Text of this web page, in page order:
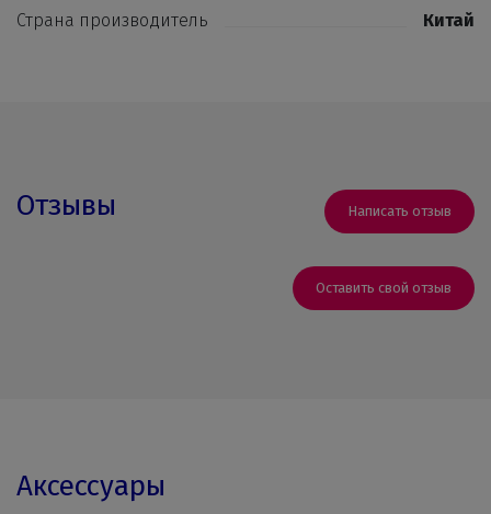
Страна производитель Китай
Отзывы Написать отзыв
Оставить свой отзыв
Аксессуары